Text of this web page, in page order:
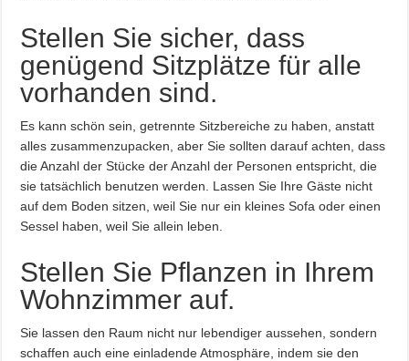
Stellen Sie sicher, dass
genügend Sitzplätze für alle
vorhanden sind.
Es kann schön sein, getrennte Sitzbereiche zu haben, anstatt
alles zusammenzupacken, aber Sie sollten darauf achten, dass
die Anzahl der Stücke der Anzahl der Personen entspricht, die
sie tatsächlich benutzen werden. Lassen Sie Ihre Gäste nicht
auf dem Boden sitzen, weil Sie nur ein kleines Sofa oder einen
Sessel haben, weil Sie allein leben.
Stellen Sie Pflanzen in Ihrem
Wohnzimmer auf.
Sie lassen den Raum nicht nur lebendiger aussehen, sondern
schaffen auch eine einladende Atmosphäre, indem sie den